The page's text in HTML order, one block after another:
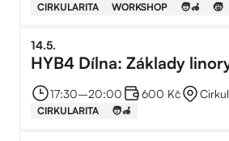
CIRKULARITA WORKSHOP 🧑‍🦽 🧒
14.5.
HYB4 Dílna: Základy
17:30–⁠20:00 600 Kč
CIRKULARITA 🧑‍🦽